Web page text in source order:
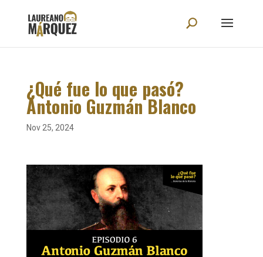
¿Qué fue lo que pasó?
Antonio Guzmán Blanco
Nov 25, 2024